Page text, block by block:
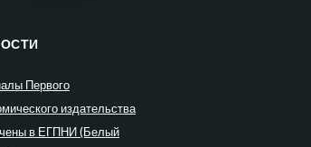
Первого
издательства
в ЕГПНИ (Белый